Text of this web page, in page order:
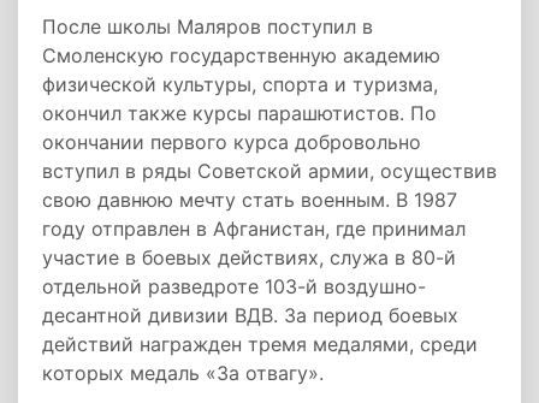
После школы Маляров поступил в
Смоленскую государственную академию
физической культуры, спорта и туризма,
окончил также курсы парашютистов. По
окончании первого курса добровольно
вступил в ряды Советской армии, осуществив
свою давнюю мечту стать военным. В 1987
году отправлен в Афганистан, где принимал
участие в боевых действиях, служа в 80-й
отдельной разведроте 103-й воздушно-
десантной дивизии ВДВ. За период боевых
действий награжден тремя медалями, среди
которых медаль «За отвагу».